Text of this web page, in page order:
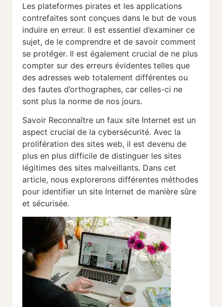
Les plateformes pirates et les applications
contrefaites sont conçues dans le but de vous
induire en erreur. Il est essentiel d’examiner ce
sujet, de le comprendre et de savoir comment
se protéger. Il est également crucial de ne plus
compter sur des erreurs évidentes telles que
des adresses web totalement différentes ou
des fautes d’orthographes, car celles-ci ne
sont plus la norme de nos jours.
Savoir Reconnaître un faux site Internet est un
aspect crucial de la cybersécurité. Avec la
prolifération des sites web, il est devenu de
plus en plus difficile de distinguer les sites
légitimes des sites malveillants. Dans cet
article, nous explorerons différentes méthodes
pour identifier un site Internet de manière sûre
et sécurisée.